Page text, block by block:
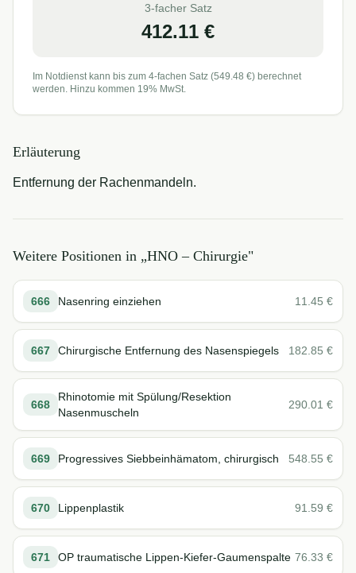
3-facher Satz
412.11 €
Im Notdienst kann bis zum 4-fachen Satz (549.48 €) berechnet
werden. Hinzu kommen 19% MwSt.
Erläuterung
Entfernung der Rachenmandeln.
Weitere Positionen in „HNO – Chirurgie"
666 Nasenring einziehen 11.45 €
667 Chirurgische Entfernung des Nasenspiegels 182.85 €
668
Rhinotomie mit Spülung/Resektion
Nasenmuscheln
290.01 €
669 Progressives Siebbeinhämatom, chirurgisch 548.55 €
670 Lippenplastik 91.59 €
671 OP traumatische Lippen-Kiefer-Gaumenspalte 76.33 €